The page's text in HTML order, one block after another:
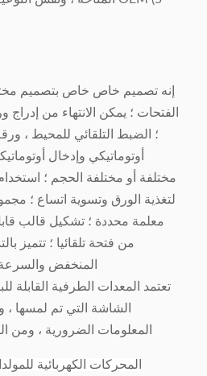
إنه تصميم خاص خاص بتصميم
الفتحات ؛ يمكن الانتهاء من
؛ الضبط التلقائي للمحيط ،
أوتوماتيكي وإدخال
مختلفة أو مختلفة الحجم ؛
لتغذية الورق وتسوية اتساع ؛
معلمة محددة ؛ تشكيل قالب
من فتحة تلقائيا ؛ تتميز
المنخفض والسرعة
تعتمد المعدات الطرفية القابلة
الشاشة التي تم لمسها ،
المعلومات الضرورية ، ومن
المحركات الكهربائية